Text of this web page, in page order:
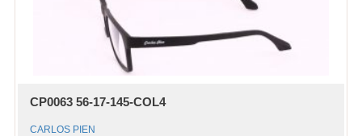
CP0063 56-17-145-COL4
CARLOS PIEN